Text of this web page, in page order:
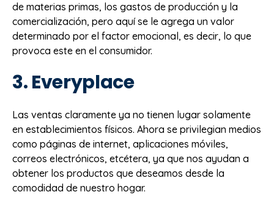
de materias primas, los gastos de producción y la
comercialización, pero aquí se le agrega un valor
determinado por el factor emocional, es decir, lo que
provoca este en el consumidor.
3. Everyplace
Las ventas claramente ya no tienen lugar solamente
en establecimientos físicos. Ahora se privilegian medios
como páginas de internet, aplicaciones móviles,
correos electrónicos, etcétera, ya que nos ayudan a
obtener los productos que deseamos desde la
comodidad de nuestro hogar.